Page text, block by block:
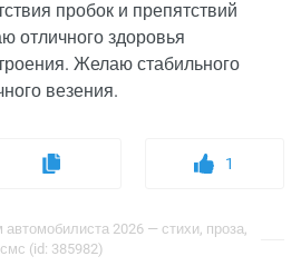
пробок и препятствий
отличного здоровья
Желаю стабильного
везения.
1
2026 — стихи, проза,
смс (id: 385982)